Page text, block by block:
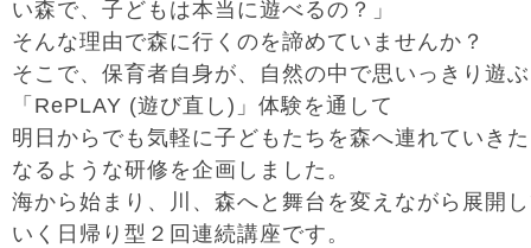
い森で、子どもは本当に遊べるの？」
そんな理由で森に行くのを諦めていませんか？
そこで、保育者自身が、自然の中で思いっきり遊ぶ
「RePLAY (遊び直し)」体験を通して
明日からでも気軽に子どもたちを森へ連れていき
なるような研修を企画しました。
海から始まり、川、森へと舞台を変えながら展開
いく日帰り型２回連続講座です。